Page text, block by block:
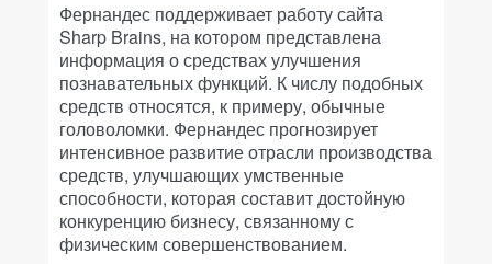
Фернандес поддерживает работу сайта
Sharp Brains, на котором представлена
информация о средствах улучшения
познавательных функций. К числу подобных
средств относятся, к примеру, обычные
головоломки. Фернандес прогнозирует
интенсивное развитие отрасли производства
средств, улучшающих умственные
способности, которая составит достойную
конкуренцию бизнесу, связанному с
физическим совершенствованием.